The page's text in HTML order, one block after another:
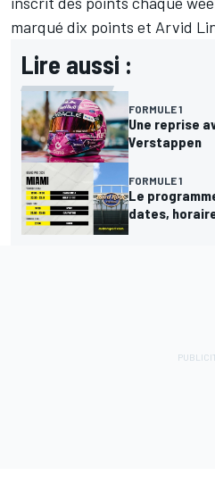
marqué dix points et Arvid
Lire aussi :
FORMULE 1
Une reprise
Verstappen
FORMULE 1
Le
dates,